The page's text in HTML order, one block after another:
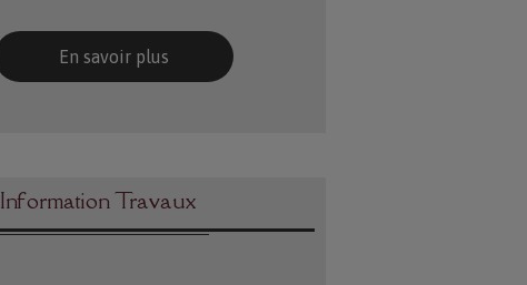
En savoir plus
Information Travaux